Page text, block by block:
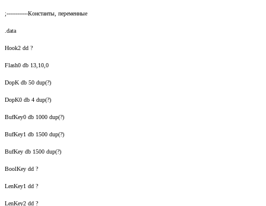
;------------Константы, переменные
.data
Hook2 dd ?
Flash0 db 13,10,0
DopK db 50 dup(?)
DopK0 db 4 dup(?)
BufKey0 db 1000 dup(?)
BufKey1 db 1500 dup(?)
BufKey db 1500 dup(?)
BoolKey dd ?
LenKey1 dd ?
LenKey2 dd ?